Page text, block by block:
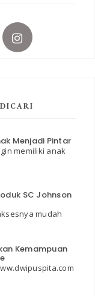
Menjadi Pintar
memiliki anak
SC Johnson
mudah
Kemampuan